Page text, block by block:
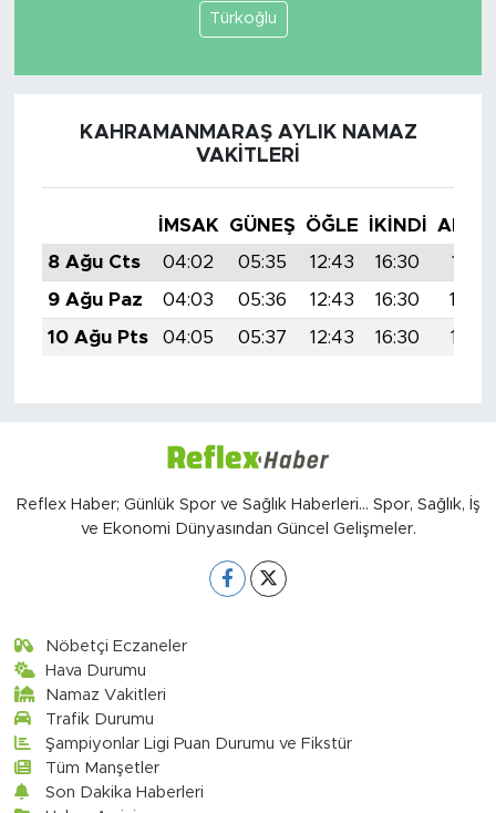
Türkoğlu
KAHRAMANMARAŞ AYLIK NAMAZ
VAKITLERI
İMSAK GÜNEŞ ÖĞLE İKINDI
8 Ağu Cts
04:02 05:35 12:43 16:30
19:41
9 Ağu Paz
04:03 05:36 12:43 16:30
19:40
10 Ağu Pts
04:05 05:37 12:43 16:30 19:39
Reflex Haber; Günlük Spor ve Sağlık Haberleri... Spor, Sağlık, İş
ve Ekonomi Dünyasından Güncel Gelişmeler.
Nöbetçi Eczaneler
Hava Durumu
Namaz Vakitleri
Trafik Durumu
Şampiyonlar Ligi Puan Durumu ve Fikstür
Tüm Manşetler
Son Dakika Haberleri